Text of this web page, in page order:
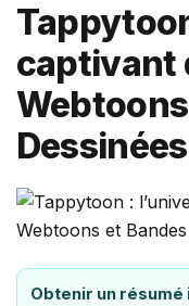
captivant
Dessinées
Obtenir un